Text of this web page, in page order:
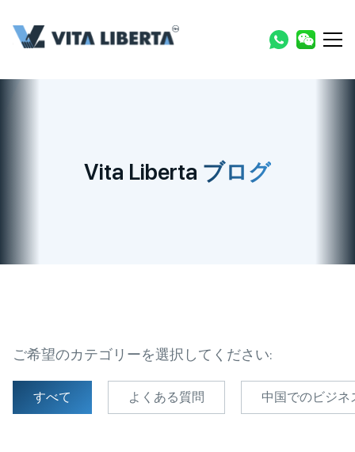
Vita Liberta ブログ
ご希望のカテゴリーを選択してください:
すべて よくある質問 中国でのビジネ